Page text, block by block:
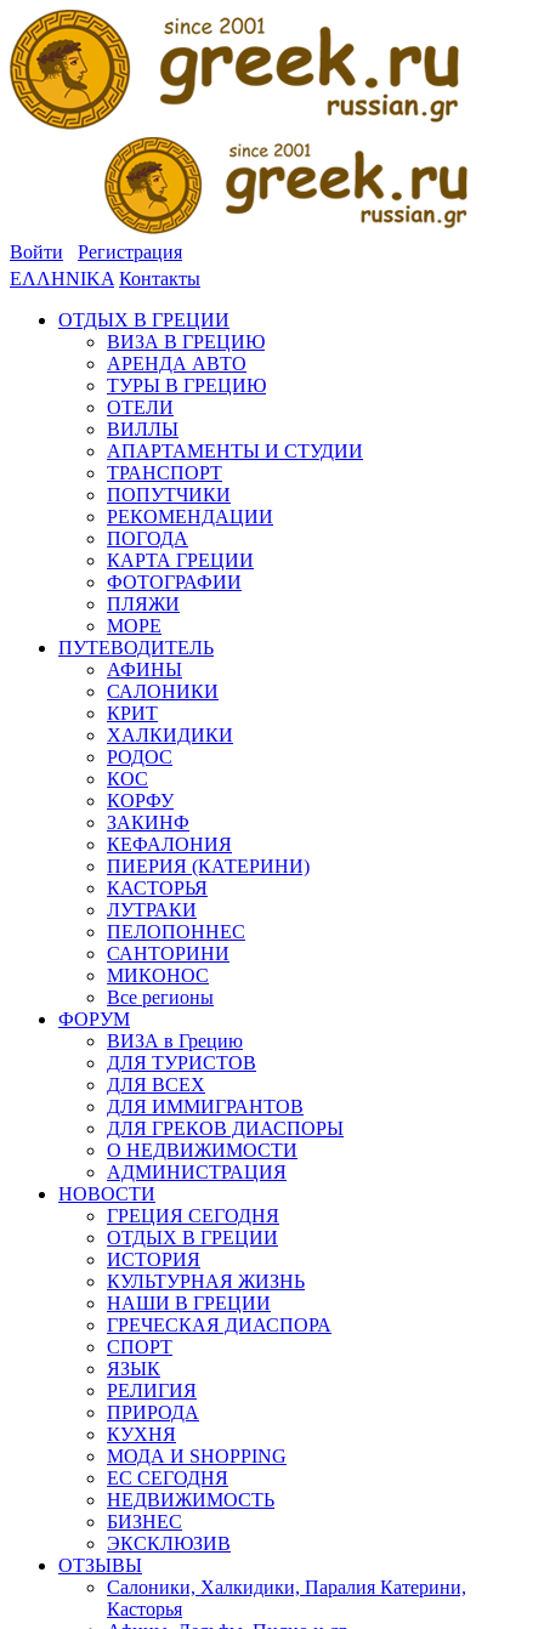
Войти
Регистрация
ΕΛΛΗΝΙΚΑ Контакты
ОТДЫХ В ГРЕЦИИ
ВИЗА В ГРЕЦИЮ
АРЕНДА АВТО
ТУРЫ В ГРЕЦИЮ
ОТЕЛИ
ВИЛЛЫ
АПАРТАМЕНТЫ И СТУДИИ
ТРАНСПОРТ
ПОПУТЧИКИ
РЕКОМЕНДАЦИИ
ПОГОДА
КАРТА ГРЕЦИИ
ФОТОГРАФИИ
ПЛЯЖИ
МОРЕ
ПУТЕВОДИТЕЛЬ
АФИНЫ
САЛОНИКИ
КРИТ
ХАЛКИДИКИ
РОДОС
КОС
КОРФУ
ЗАКИНФ
КЕФАЛОНИЯ
ПИЕРИЯ (КАТЕРИНИ)
КАСТОРЬЯ
ЛУТРАКИ
ПЕЛОПОННЕС
САНТОРИНИ
МИКОНОС
Все регионы
ФОРУМ
ВИЗА в Грецию
ДЛЯ ТУРИСТОВ
ДЛЯ ВСЕХ
ДЛЯ ИММИГРАНТОВ
ДЛЯ ГРЕКОВ ДИАСПОРЫ
О НЕДВИЖИМОСТИ
АДМИНИСТРАЦИЯ
НОВОСТИ
ГРЕЦИЯ СЕГОДНЯ
ОТДЫХ В ГРЕЦИИ
ИСТОРИЯ
КУЛЬТУРНАЯ ЖИЗНЬ
НАШИ В ГРЕЦИИ
ГРЕЧЕСКАЯ ДИАСПОРА
СПОРТ
ЯЗЫК
РЕЛИГИЯ
ПРИРОДА
КУХНЯ
МОДА И SHOPPING
ЕС СЕГОДНЯ
НЕДВИЖИМОСТЬ
БИЗНЕС
ЭКСКЛЮЗИВ
ОТЗЫВЫ
Салоники, Халкидики, Паралия Катерини,
Касторья